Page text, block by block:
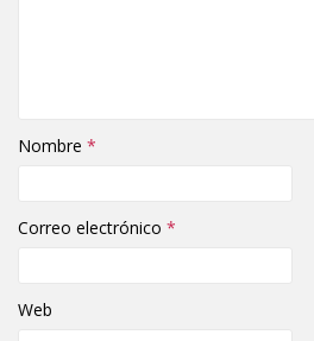
Nombre *
Correo electrónico *
Web